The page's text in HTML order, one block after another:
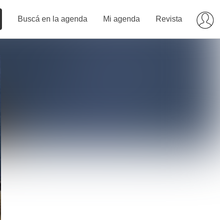
Buscá en la agenda Mi agenda Revista